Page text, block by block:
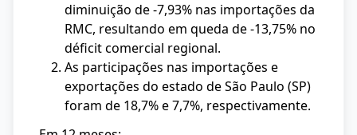
diminuição de -7,93% nas importações da
RMC, resultando em queda de -13,75% no
déficit comercial regional.
As participações nas importações e
exportações do estado de São Paulo (SP)
foram de 18,7% e 7,7%, respectivamente.